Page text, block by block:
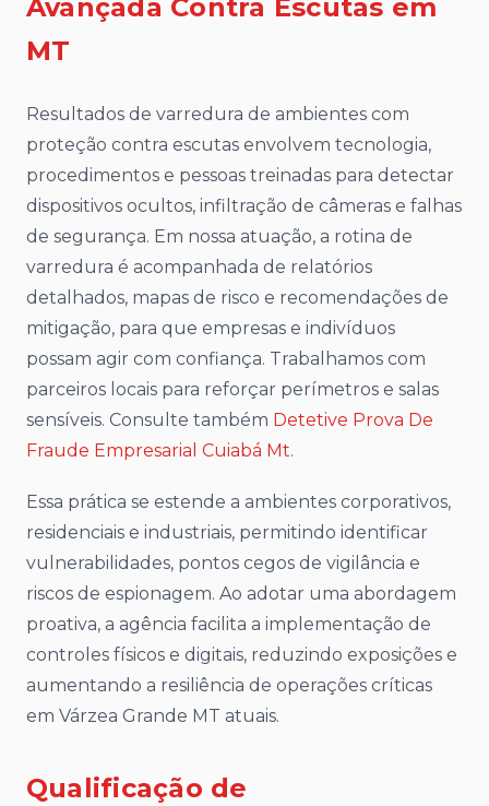
Avançada Contra Escutas em
MT
Resultados de varredura de ambientes com
proteção contra escutas envolvem tecnologia,
procedimentos e pessoas treinadas para detectar
dispositivos ocultos, infiltração de câmeras e falhas
de segurança. Em nossa atuação, a rotina de
varredura é acompanhada de relatórios
detalhados, mapas de risco e recomendações de
mitigação, para que empresas e indivíduos
possam agir com confiança. Trabalhamos com
parceiros locais para reforçar perímetros e salas
sensíveis. Consulte também Detetive Prova De
Fraude Empresarial Cuiabá Mt.
Essa prática se estende a ambientes corporativos,
residenciais e industriais, permitindo identificar
vulnerabilidades, pontos cegos de vigilância e
riscos de espionagem. Ao adotar uma abordagem
proativa, a agência facilita a implementação de
controles físicos e digitais, reduzindo exposições e
aumentando a resiliência de operações críticas
em Várzea Grande MT atuais.
Qualificação de